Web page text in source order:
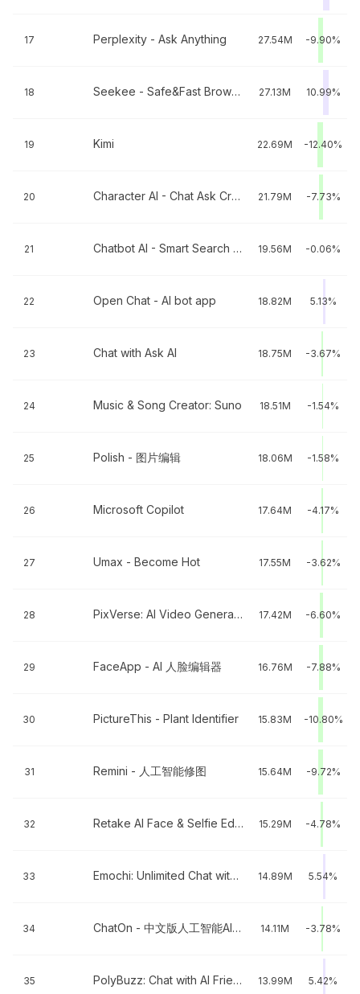
17 Perplexity - Ask Anything 27.54M -9.90%
18 Seekee - Safe&Fast Browser 27.13M 10.99%
19 Kimi 22.69M -12.40%
20 Character AI - Chat Ask Create 21.79M -7.73%
21 Chatbot AI - Smart Search Bot 19.56M -0.06%
22 Open Chat - AI bot app 18.82M 5.13%
23 Chat with Ask AI 18.75M -3.67%
24 Music & Song Creator: Suno 18.51M -1.54%
25 Polish - 图片编辑 18.06M -1.58%
26 Microsoft Copilot 17.64M -4.17%
27 Umax - Become Hot 17.55M -3.62%
28 PixVerse: AI Video Generator 17.42M -6.60%
29 FaceApp - AI 人脸编辑器 16.76M -7.88%
30 PictureThis - Plant Identifier 15.83M -10.80%
31 Remini - 人工智能修图 15.64M -9.72%
32 Retake AI Face & Selfie Editor 15.29M -4.78%
33 Emochi: Unlimited Chat with AI 14.89M 5.54%
34 ChatOn - 中文版人工智能AI聊天写作机器人 14.11M -3.78%
35 PolyBuzz: Chat with AI Friends 13.99M 5.42%